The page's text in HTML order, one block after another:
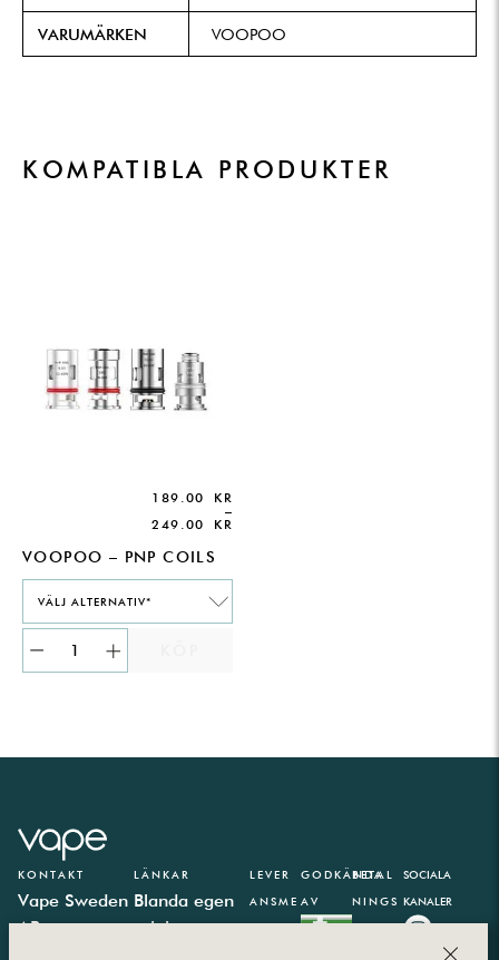
VARUMÄRKEN VOOPOO
KOMPATIBLA PRODUKTER
189.00 KR
–
249.00 KR
VOOPOO – PNP COILS
VÄLJ ALTERNATIV*
KONTAKT
Vape Sweden
AB
LÄNKAR
Blanda egen
e-juice
LEVER
ANSME
TODER
GODKÄNDA
AV
BETAL
NINGS
PARTN
SOCIALA
KANALER